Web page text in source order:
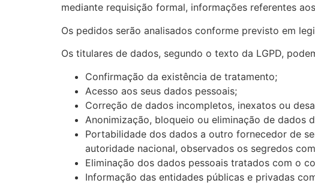
mediante requisição formal, informações referentes
Os pedidos serão analisados conforme previsto em
Os titulares de dados, segundo o texto da LGPD,
Confirmação da existência de tratamento;
Acesso aos seus dados pessoais;
Correção de dados incompletos, inexatos ou
Anonimização, bloqueio ou eliminação de dados
Portabilidade dos dados a outro fornecedor de
autoridade nacional, observados os segredos
Eliminação dos dados pessoais tratados com o
Informação das entidades públicas e privadas